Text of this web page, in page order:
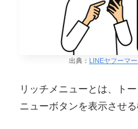
出典： LINEヤフーマ
リッチメニューとは、ト
ニューボタンを表示させる